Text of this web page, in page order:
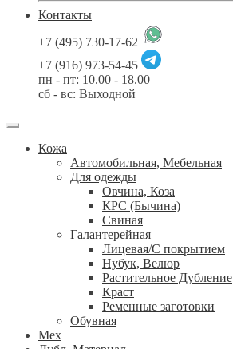
Контакты
+7 (495) 730-17-62
+7 (916) 973-54-45
пн - пт: 10.00 - 18.00
сб - вс: Выходной
Кожа
Автомобильная, Мебельная
Для одежды
Овчина, Коза
КРС (Бычина)
Свиная
Галантерейная
Лицевая/С покрытием
Нубук, Велюр
Растительное Дубление
Краст
Ременные заготовки
Обувная
Мех